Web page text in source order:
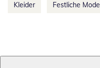
Kleider Festliche Mode